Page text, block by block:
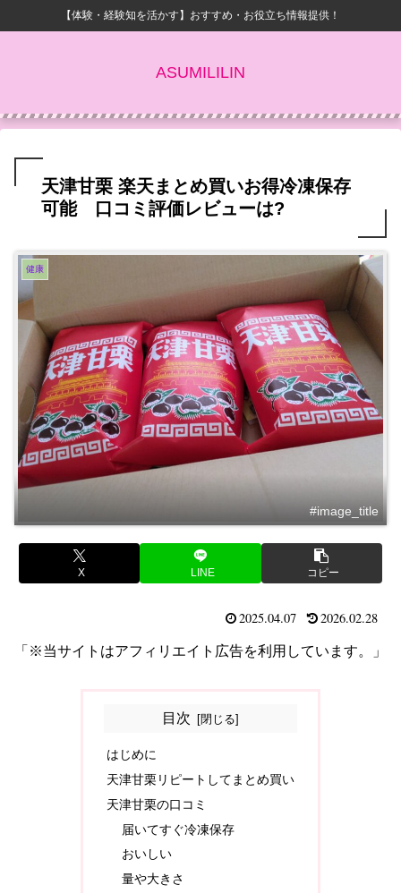
【体験・経験知を活かす】おすすめ・お役立ち情報提供！
ASUMILILIN
天津甘栗 楽天まとめ買いお得冷凍保存
可能 口コミ評価レビューは?
健康
#image_title
X LINE コピー
2025.04.07 2026.02.28
「※当サイトはアフィリエイト広告を利用しています。」
目次
はじめに
天津甘栗リピートしてまとめ買い
天津甘栗の口コミ
届いてすぐ冷凍保存
おいしい
量や大きさ